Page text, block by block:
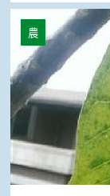
請專家協助救
農